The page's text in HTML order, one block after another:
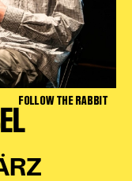
FOLLOW THE RABBIT